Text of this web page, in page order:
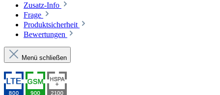
Zusatz-Info
Frage
Produktsicherheit
Bewertungen
Menü schließen